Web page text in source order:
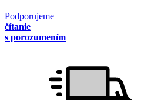
Podporujeme
čítanie
s porozumením